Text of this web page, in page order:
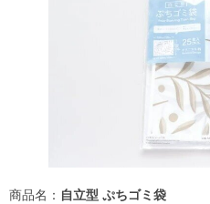
商品名： 自立型 ぷちゴミ袋